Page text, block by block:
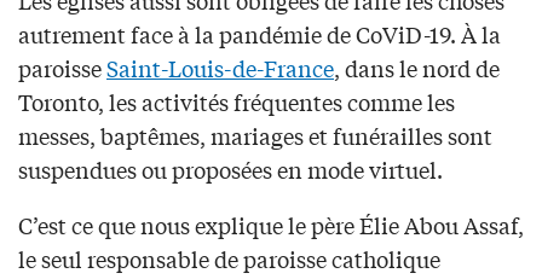
autrement face à la pandémie de CoViD-19. À la
paroisseSaint-Louis-de-France, dans le nord de
Toronto, les activités fréquentes comme les
messes, baptêmes, mariages et funérailles sont
suspendues ou proposées en mode virtuel.
C’est ce que nous explique le père Élie Abou Assaf,
le seul responsable de paroisse catholique